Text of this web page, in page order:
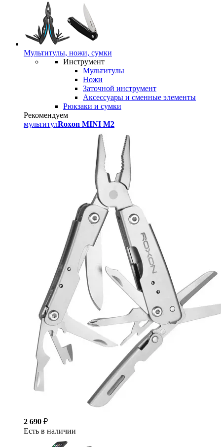
Мультитулы, ножи, сумки
Инструмент
Мультитулы
Ножи
Заточной инструмент
Аксессуары и сменные элементы
Рюкзаки и сумки
Рекомендуем
мультитулRoxon MINI M2
2 690 ₽
Есть в наличии